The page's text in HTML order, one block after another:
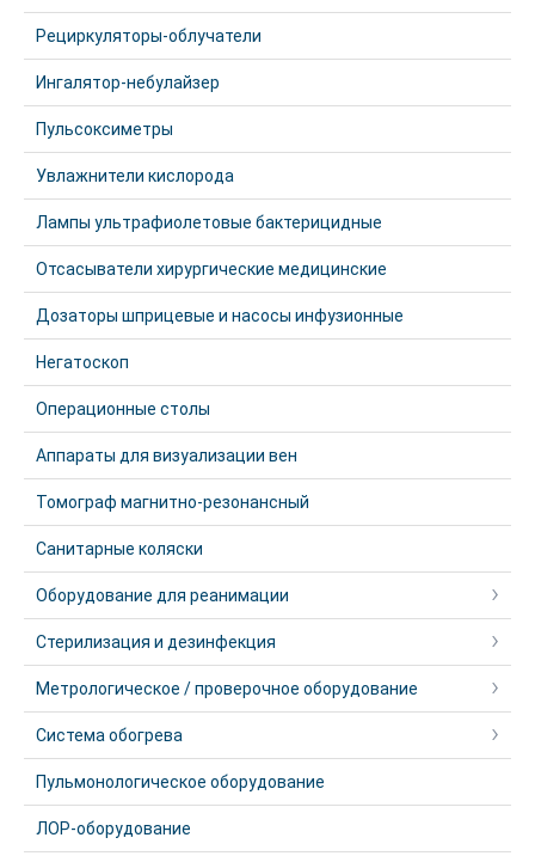
Рециркуляторы-облучатели
Ингалятор-небулайзер
Пульсоксиметры
Увлажнители кислорода
Лампы ультрафиолетовые бактерицидные
Отсасыватели хирургические медицинские
Дозаторы шприцевые и насосы инфузионные
Негатоскоп
Операционные столы
Аппараты для визуализации вен
Томограф магнитно-резонансный
Санитарные коляски
Оборудование для реанимации
Стерилизация и дезинфекция
Метрологическое / проверочное оборудование
Система обогрева
Пульмонологическое оборудование
ЛОР-оборудование